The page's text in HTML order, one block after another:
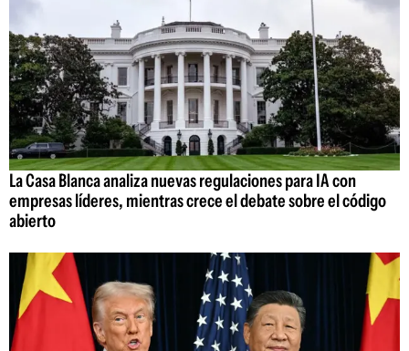
La Casa Blanca analiza nuevas regulaciones para IA con
empresas líderes, mientras crece el debate sobre el código
abierto